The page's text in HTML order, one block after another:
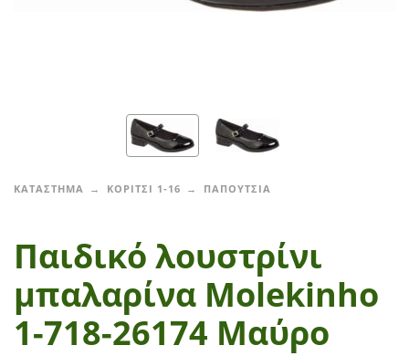
ΚΑΤΑΣΤΗΜΑ ΚΟΡΙΤΣΙ 1-16 ΠΑΠΟΥΤΣΙΑ
Παιδικό λουστρίνι
μπαλαρίνα Molekinho
1-718-26174 Μαύρο